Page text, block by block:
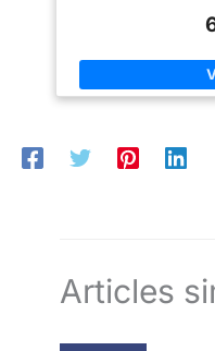
comme vous voulez à
Articles